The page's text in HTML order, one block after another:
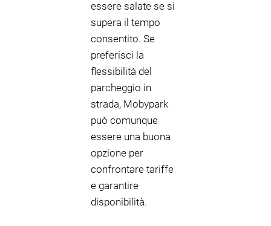
essere salate se si
supera il tempo
consentito. Se
preferisci la
flessibilità del
parcheggio in
strada, Mobypark
può comunque
essere una buona
opzione per
confrontare tariffe
e garantire
disponibilità.